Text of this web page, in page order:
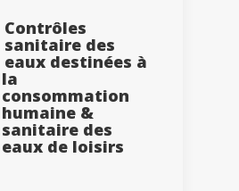
Contrôles
sanitaire des
eaux destinées à
la
consommation
humaine &
sanitaire des
eaux de loisirs